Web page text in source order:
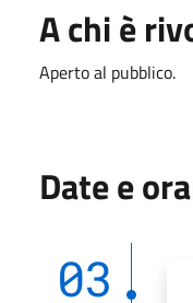
A chi è
Aperto al pubblico.
Date e
03